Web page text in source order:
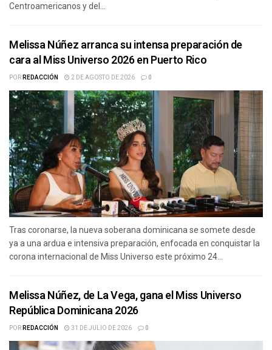
Centroamericanos y del...
Melissa Núñez arranca su intensa preparación de
cara al Miss Universo 2026 en Puerto Rico
PORREDACCIÓN 2 DE AGOSTO DE 2026 0
Tras coronarse, la nueva soberana dominicana se somete desde
ya a una ardua e intensiva preparación, enfocada en conquistar la
corona internacional de Miss Universo este próximo 24...
Melissa Núñez, de La Vega, gana el Miss Universo
República Dominicana 2026
PORREDACCIÓN 31 DE JULIO DE 2026 0